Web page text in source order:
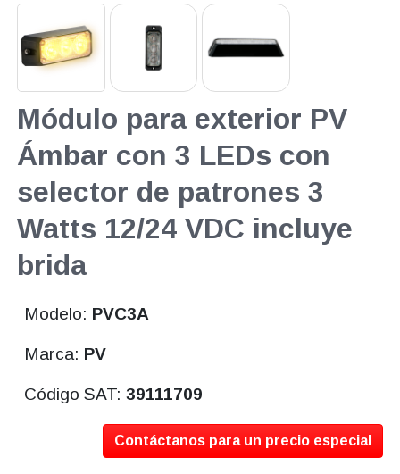
Módulo para exterior PV
Ámbar con 3 LEDs con
selector de patrones 3
Watts 12/24 VDC incluye
brida
Modelo: PVC3A
Marca: PV
Código SAT:39111709
Contáctanos para un precio especial